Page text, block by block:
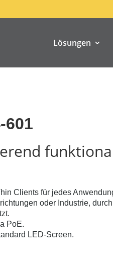
Lösungen
601
Clients für jedes
oder Industrie,
PoE.
LED-Screen.